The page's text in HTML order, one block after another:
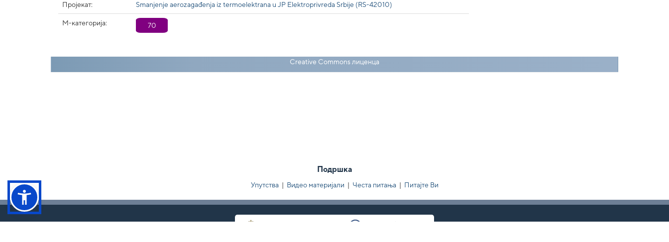
Пројекат: Smanjenje aerozagađenja iz termoelektrana u JP Elektroprivreda Srbije (RS-42010)
М-категорија: 70
Creative Commons лиценца
Подршка
Упутства | Видео материјали | Честа питања | Питајте Ви